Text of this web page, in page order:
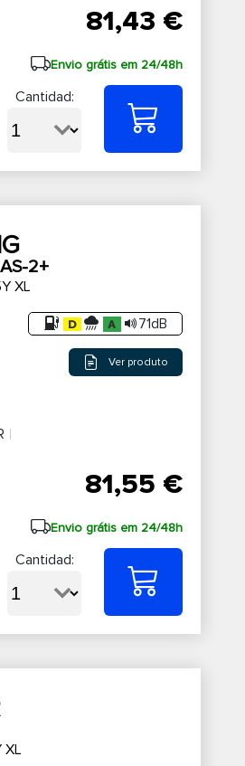
81,43 €
Envio grátis em 24/48h
Cantidad:
2+
XL
71dB
Ver produto
81,55 €
Envio grátis em 24/48h
Cantidad:
XL